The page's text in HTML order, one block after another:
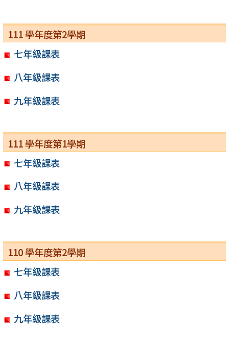
111 學年度第2學期
七年級課表
八年級課表
九年級課表
111 學年度第1學期
七年級課表
八年級課表
九年級課表
110 學年度第2學期
七年級課表
八年級課表
九年級課表